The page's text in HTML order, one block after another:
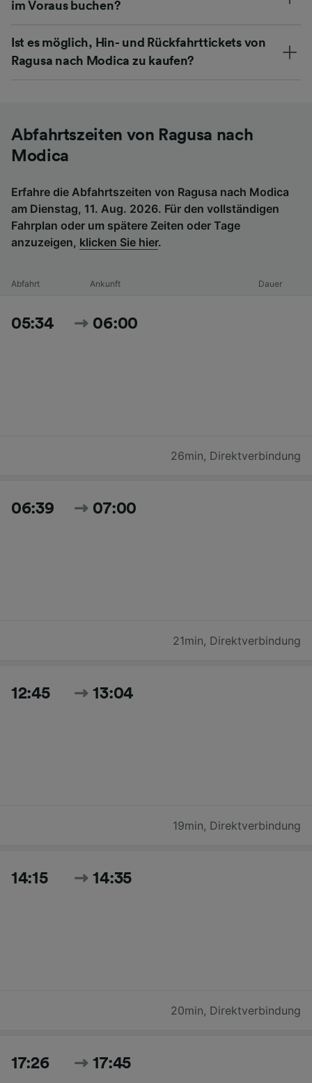
im Voraus buchen?
Ist es möglich, Hin- und Rückfahrttickets von
Ragusa nach Modica zu kaufen?
Abfahrtszeiten von Ragusa nach
Modica
Erfahre die Abfahrtszeiten von Ragusa nach Modica
am Dienstag, 11. Aug. 2026. Für den vollständigen
Fahrplan oder um spätere Zeiten oder Tage
anzuzeigen, klicken Sie hier.
Abfahrt Ankunft Dauer
05:34 06:00
26min, Direktverbindung
06:39 07:00
21min, Direktverbindung
12:45 13:04
19min, Direktverbindung
14:15 14:35
20min, Direktverbindung
17:26 17:45